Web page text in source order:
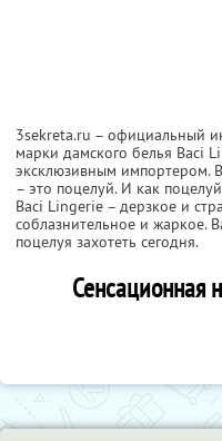
3sekreta.ru – официальный
марки дамского белья Baci
эксклюзивным импортером.
– это поцелуй. И как
Baci Lingerie – дерзкое и
соблазнительное и жаркое.
поцелуя захотеть сегодня.
Сенсационная